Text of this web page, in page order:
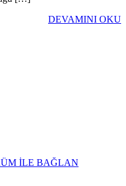
DEVAMINI OKU
İLE BAĞLAN